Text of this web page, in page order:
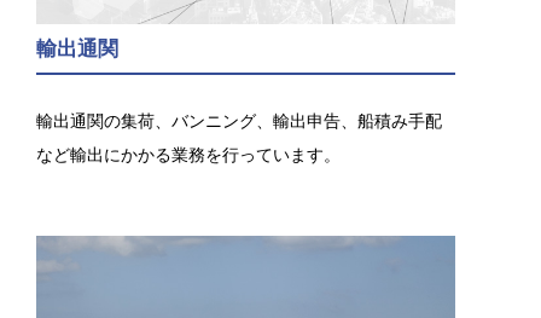
輸出通関
輸出通関の集荷、バンニング、輸出申告、船積み手配
など輸出にかかる業務を行っています。